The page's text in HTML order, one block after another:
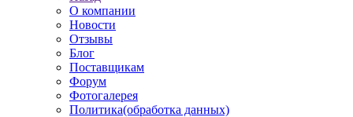
О компании
Новости
Отзывы
Блог
Поставщикам
Форум
Фотогалерея
Политика(обработка данных)